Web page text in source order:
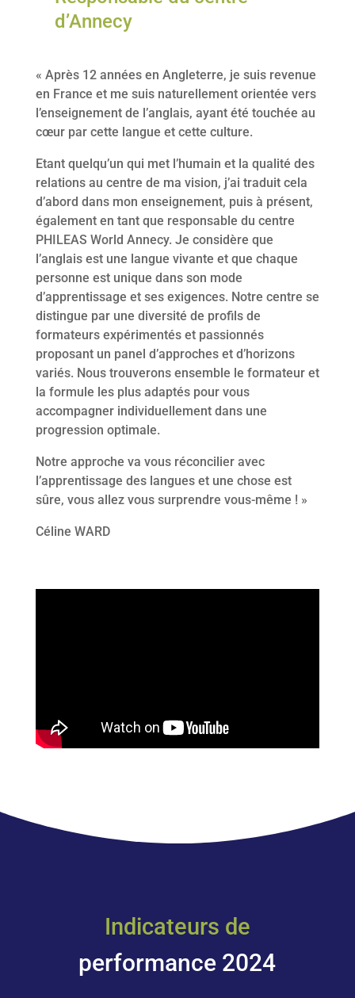
d’Annecy
« Après 12 années en Angleterre, je suis revenue
en France et me suis naturellement orientée vers
l’enseignement de l’anglais, ayant été touchée au
cœur par cette langue et cette culture.
Etant quelqu’un qui met l’humain et la qualité des
relations au centre de ma vision, j’ai traduit cela
d’abord dans mon enseignement, puis à présent,
également en tant que responsable du centre
PHILEAS World Annecy. Je considère que
l’anglais est une langue vivante et que chaque
personne est unique dans son mode
d’apprentissage et ses exigences. Notre centre se
distingue par une diversité de profils de
formateurs expérimentés et passionnés
proposant un panel d’approches et d’horizons
variés. Nous trouverons ensemble le formateur et
la formule les plus adaptés pour vous
accompagner individuellement dans une
progression optimale.
Notre approche va vous réconcilier avec
l’apprentissage des langues et une chose est
sûre, vous allez vous surprendre vous-même ! »
Céline WARD
Indicateurs de
performance 2024